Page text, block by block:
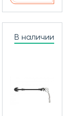
В наличии